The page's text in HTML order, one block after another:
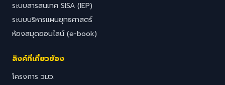
ระบบสารสนเทศ SISA (IEP)
ระบบบริหารแผนยุทธศาสตร์
ห้องสมุดออนไลน์ (e-book)
ลิงค์ที่เกี่ยวข้อง
โครงการ วมว.